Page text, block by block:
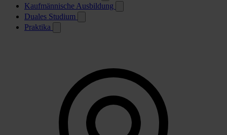
Kaufmännische Ausbildung
Duales Studium
Praktika